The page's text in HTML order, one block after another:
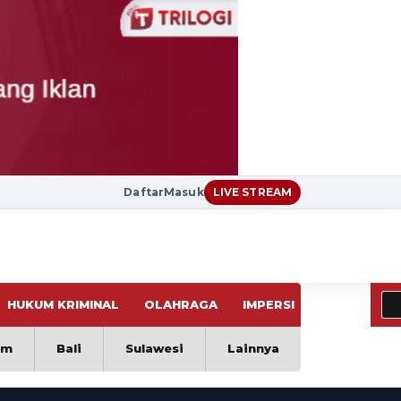
DaftarMasuk LIVE STREAM
HUKUM KRIMINAL OLAHRAGA IMPERSI
Bali Sulawesi Lainnya